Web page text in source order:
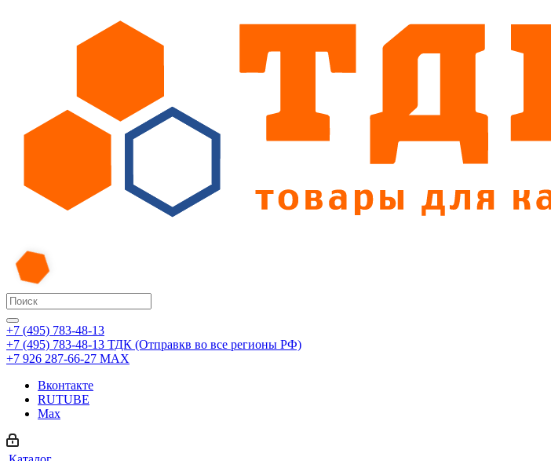
+7 (495) 783-48-13
+7 (495) 783-48-13 ТДК (Отправкв во все регионы РФ)
+7 926 287-66-27 МАХ
Вконтакте
RUTUBE
Max